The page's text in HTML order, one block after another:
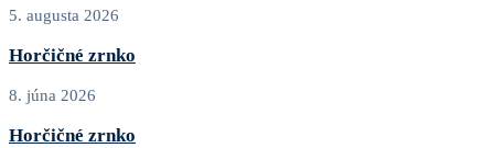
5. augusta 2026
Horčičné zrnko
8. júna 2026
Horčičné zrnko